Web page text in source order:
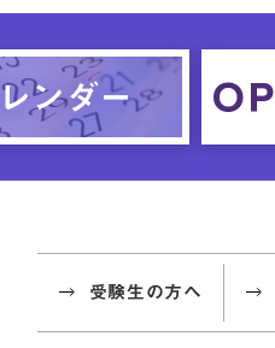
受験生の方へ